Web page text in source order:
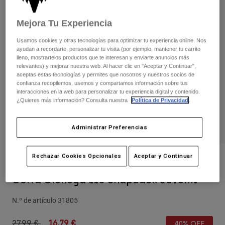
Pantalones largos
Pantalones cortos
Chaquetas y chalecos
Guantes
Protecciones
Gafas de protección
Calcetines
Guantes
Chaquetas
Protecciones
Mochilas y accesorios
Recambios
Mujer
Camisetas y tops
Camisas
Protecciones
Gafas de Protección
Calcetines
Ver todo
Moto
Cascos
Camisetas
Botas
Protecciones
Guantes
Opiniones
Gorra Cienega 110 Snapback Juvenil
N.º de artículo 31805
Price reduced from
to
Mejora Tu Experiencia
Usamos cookies y otras tecnologías para optimizar tu experiencia online. Nos
ayudan a recordarte, personalizar tu visita (por ejemplo, mantener tu carrito
lleno, mostrartelos productos que te interesan y enviarte anuncios más
relevantes) y mejorar nuestra web. Al hacer clic en "Aceptar y Continuar",
aceptas estas tecnologías y permites que nosotros y nuestros socios de
confianza recopilemos, usemos y compartamos información sobre tus
interacciones en la web para personalizar tu experiencia digital y contenido.
¿Quieres más información? Consulta nuestra
Política de Privacidad.
Administrar Preferencias
Rechazar Cookies Opcionales Aceptar y Continuar